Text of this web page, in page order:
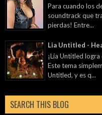
Para cuando los
soundtrack que
pierdas! Entre...
Lia Untitled -
¡Lia Untitled
Este tema
Untitled, y es q...
SEARCH THIS BLOG